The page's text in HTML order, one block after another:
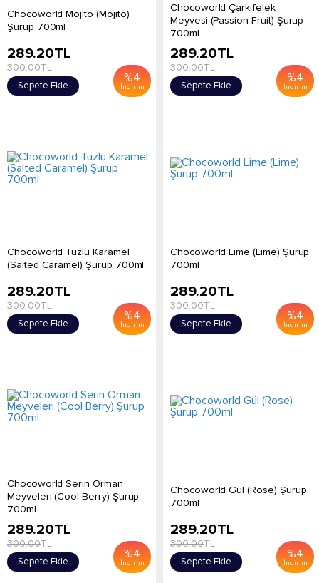
Chocoworld Mojito (Mojito)
Şurup 700ml
%4
İndirim
289.20TL
300.00TL
Sepete Ekle
Chocoworld Çarkıfelek
Meyvesi (Passion Fruit) Şurup
700ml...
%4
İndirim
289.20TL
300.00TL
Sepete Ekle
Chocoworld Tuzlu Karamel
(Salted Caramel) Şurup 700ml
%4
İndirim
289.20TL
300.00TL
Sepete Ekle
Chocoworld Lime (Lime) Şurup
700ml
%4
İndirim
289.20TL
300.00TL
Sepete Ekle
Chocoworld Serin Orman
Meyveleri (Cool Berry) Şurup
700ml
%4
İndirim
289.20TL
300.00TL
Sepete Ekle
Chocoworld Gül (Rose) Şurup
700ml
%4
İndirim
289.20TL
300.00TL
Sepete Ekle